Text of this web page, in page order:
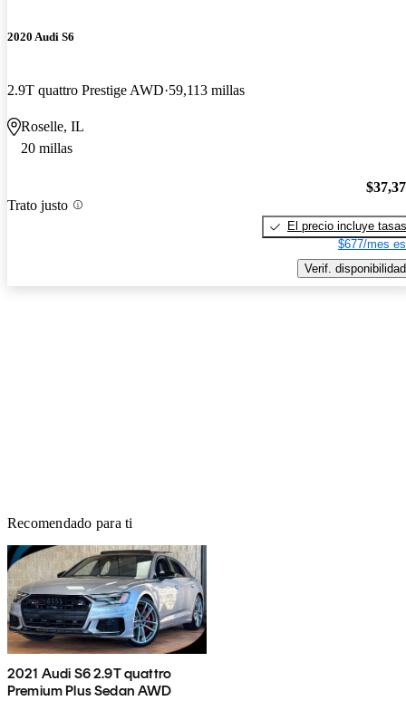
2020 Audi S6
2.9T quattro Prestige AWD 59,113 millas
Roselle, IL
20 millas
Trato justo
El precio incluye tasas
$677/mes
Verif. disponibilidad
Recomendado para ti
2021 Audi S6 2.9T quattro
Premium Plus Sedan AWD